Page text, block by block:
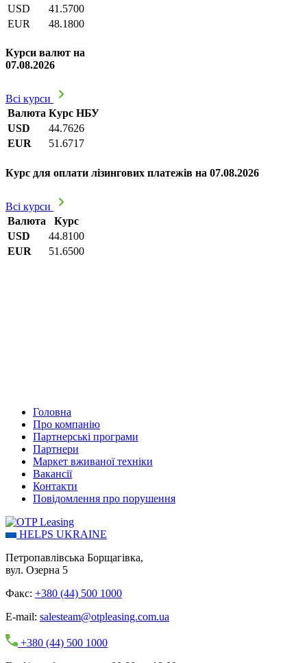
USD
41.5700
EUR
48.1800
Курси валют на
07.08.2026
Всі курси
Валюта Курс НБУ
USD
44.7626
EUR
51.6717
Курс для оплати лізингових платежів на 07.08.2026
Всі курси
Валюта
Курс
USD
44.8100
EUR
51.6500
Головна
Про компанію
Партнерські програми
Партнери
Маркет вживаної техніки
Вакансії
Контакти
Повідомлення про порушення
HELPS UKRAINE
Петропавлівська Борщагівка,
вул. Озерна 5
Факс: +380 (44) 500 1000
E-mail: salesteam@otpleasing.com.ua
+380 (44) 500 1000